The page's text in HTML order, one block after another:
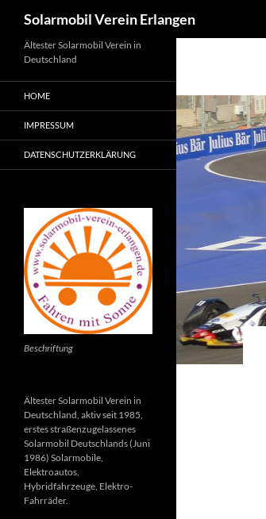
Zum
Inhalt
springen
Solarmobil Verein Erlangen
Ältester Solarmobil Verein in
Deutschland
HOME
IMPRESSUM
DATENSCHUTZERKLÄRUNG
Beschriftung
Ältester Solarmobil Verein in
Deutschland, aktiv seit 1985,
erstes straßenzugelassenes
Solarmobil Deutschlands (Juni
1986) Solarmobile,
Elektroautos,
Hybridfahrzeuge, Elektro-
Fahrräder.